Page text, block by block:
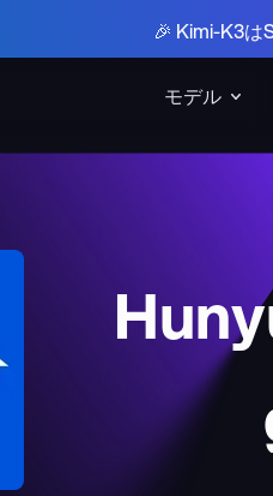
モデル
🎉 Kimi-K3